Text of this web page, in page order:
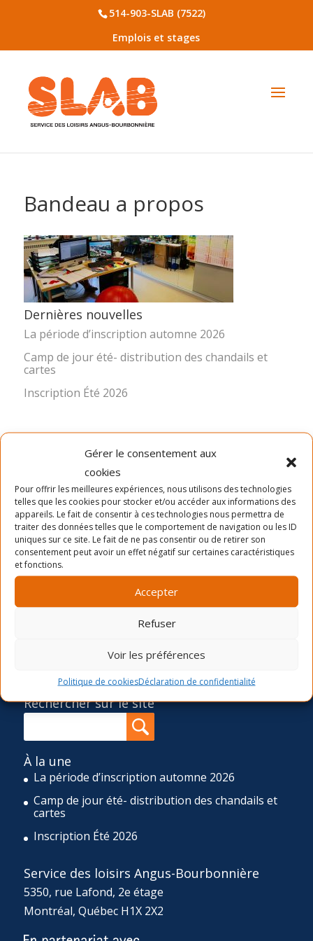
Gérer le consentement aux
cookies
Pour offrir les meilleures expériences, nous utilisons des technologies
telles que les cookies pour stocker et/ou accéder aux informations des
appareils. Le fait de consentir à ces technologies nous permettra de
traiter des données telles que le comportement de navigation ou les ID
uniques sur ce site. Le fait de ne pas consentir ou de retirer son
consentement peut avoir un effet négatif sur certaines caractéristiques
et fonctions.
Accepter
Refuser
Voir les préférences
Politique de cookiesDéclaration de confidentialité
514-903-SLAB (7522)
Emplois et stages
Bandeau a propos
Dernières nouvelles
La période d’inscription automne 2026
Camp de jour été- distribution des chandails et
cartes
Inscription Été 2026
LA MISSION
Ancré dans le quartier Rosemont depuis 1966, le Service
des Loisirs Angus-Bourbonnière contribue significative à
l’épanouissement et au bien-être de sa communauté en
offrant des activités physiques, sportives, culturelles,
sociocommunautaires et récréatives diversifiées,
accessibles et de qualité. Pour réaliser cette mission, le
ponctuels ainsi qu’un camp de jour de huit semaines
durant l’été et un d’une semaine durant la relâche scolaire.
Rechercher sur le site
À la une
La période d’inscription automne 2026
Camp de jour été- distribution des chandails et
cartes
Inscription Été 2026
Service des loisirs Angus-Bourbonnière
5350, rue Lafond, 2e étage
Montréal, Québec H1X 2X2